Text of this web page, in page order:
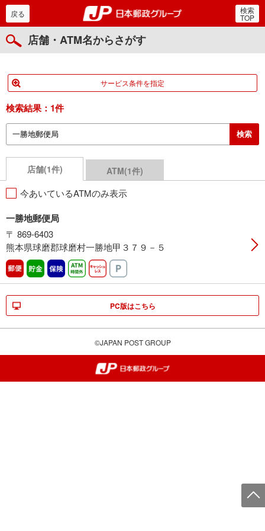
郵便局・日本郵政グルー
戻る 検索
TOP
店舗・ATM名からさがす
サービス条件を指定
検索結果： 1件
店舗(1件) ATM(1件)
今あいているATMのみ表示
一勝地郵便局
〒 869-6403
熊本県球磨郡球磨村一勝地甲３７９－５
郵便 貯金 保険 ATM時間外キャッシュレス
PC版はこちら
©JAPAN POST GROUP